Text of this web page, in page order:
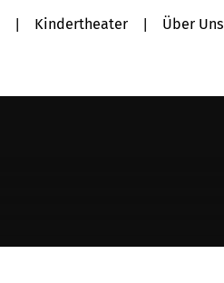
Kindertheater Über Uns